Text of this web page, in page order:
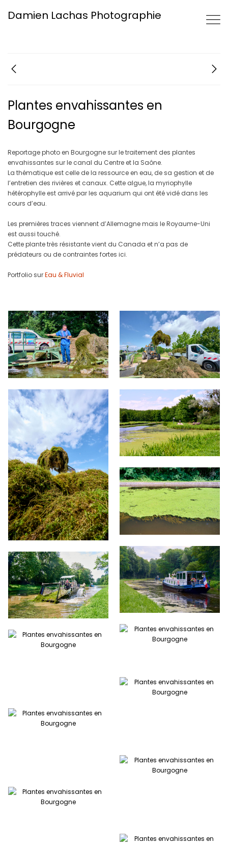
Damien Lachas Photographie
Plantes envahissantes en
Bourgogne
Reportage photo en Bourgogne sur le traitement des plantes
envahissantes sur le canal du Centre et la Saône.
La thématique est celle de la ressource en eau, de sa gestion et de
l’entretien des rivières et canaux. Cette algue, la myriophylle
hétérophylle est arrivé par les aquarium qui ont été vidé dans les
cours d’eau.
Les premières traces viennent d’Allemagne mais le Royaume-Uni
est aussi touché.
Cette plante très résistante vient du Canada et n’a pas de
prédateurs ou de contraintes fortes ici.
Portfolio surEau & Fluvial